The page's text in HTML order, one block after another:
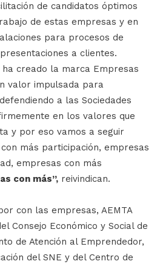
de candidatos óptimos
de estas empresas y en
para procesos de
a clientes.
ha creado la marca Empresas
valor impulsada para
a las Sociedades
en los valores que
y por eso vamos a seguir
más participación, empresas
empresas con más
con más”,reivindican.
con las empresas, AEMTA
Consejo Económico y Social de
de Atención al Emprendedor,
del SNE y del Centro de